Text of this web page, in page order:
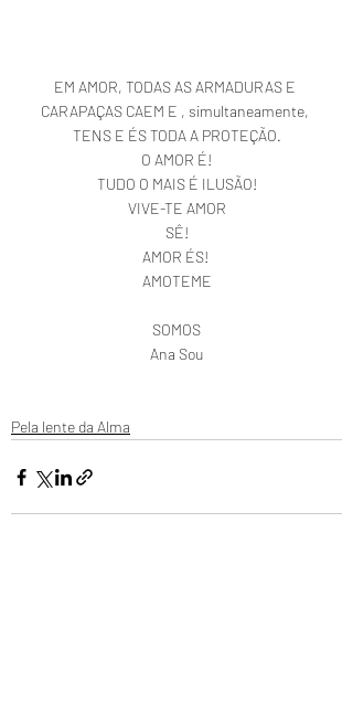
EM AMOR, TODAS AS ARMADURAS E
CARAPAÇAS CAEM E , simultaneamente,
TENS E ÉS TODA A PROTEÇÃO.
O AMOR É!
TUDO O MAIS É ILUSÃO!
VIVE-TE AMOR
SÊ!
AMOR ÉS!
AMOTEME
SOMOS
Ana Sou
Pela lente da Alma